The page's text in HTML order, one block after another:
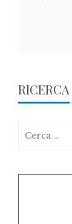
RICERCA